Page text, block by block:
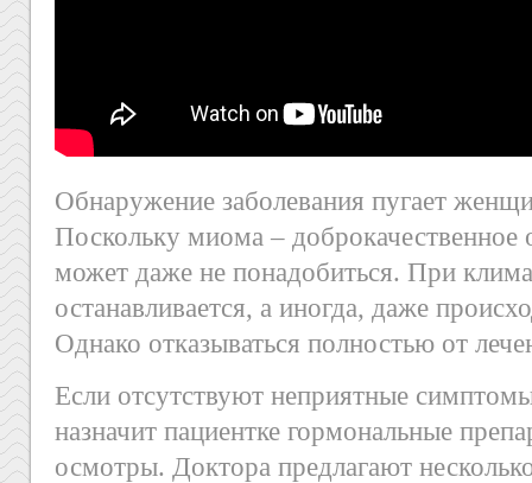
Обнаружение заболевания пугает
Поскольку миома – доброкачественное
может даже не понадобиться. При
останавливается, а иногда, даже
Однако отказываться полностью от
Если отсутствуют неприятные
назначит пациентке гормональные
осмотры. Доктора предлагают